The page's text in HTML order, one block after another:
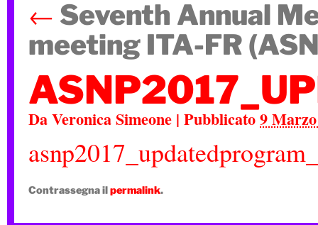
← Seventh Annual
meeting ITA-FR
DaVeronica Simeone | Pubblicato9
Contrassegna ilpermalink.